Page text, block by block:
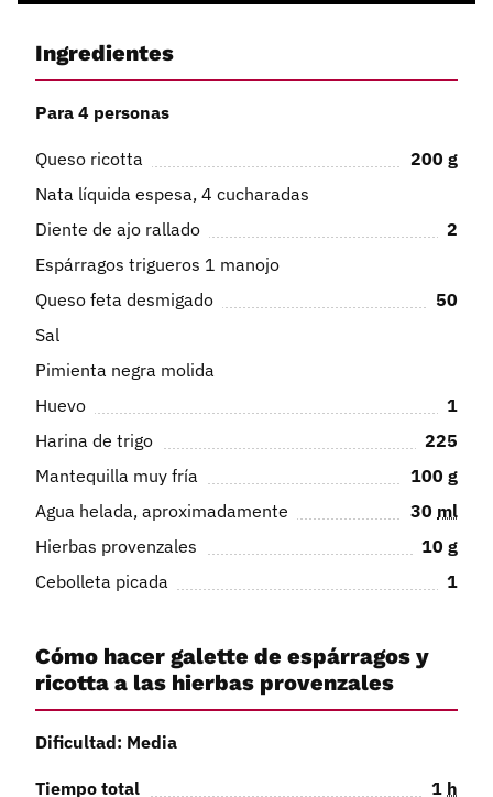
Ingredientes
Para 4 personas
Queso ricotta 200 g
Nata líquida espesa, 4 cucharadas
Diente de ajo rallado
2
Espárragos trigueros 1 manojo
Queso feta desmigado
50
Sal
Pimienta negra molida
Huevo
1
Harina de trigo
225
Mantequilla muy fría
100 g
Agua helada, aproximadamente
30 ml
Hierbas provenzales
10 g
Cebolleta picada
1
Cómo hacer galette de espárragos y
ricotta a las hierbas provenzales
Dificultad: Media
Tiempo total 1 h